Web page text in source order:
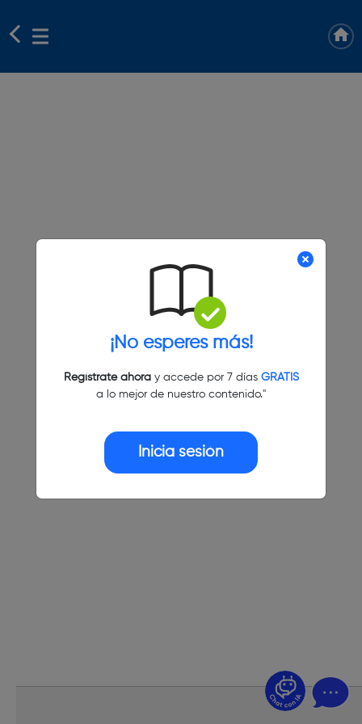
¡No esperes más!
Regístrate ahoray accede por 7 días GRATIS
a lo mejor de nuestro contenido."
Inicia sesión